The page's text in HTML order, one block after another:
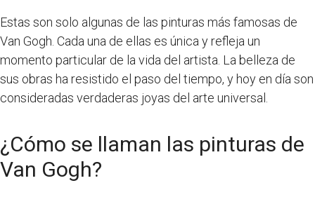
Estas son solo algunas de las pinturas más famosas de
Van Gogh. Cada una de ellas es única y refleja un
momento particular de la vida del artista. La belleza de
sus obras ha resistido el paso del tiempo, y hoy en día son
consideradas verdaderas joyas del arte universal.
¿Cómo se llaman las pinturas de
Van Gogh?